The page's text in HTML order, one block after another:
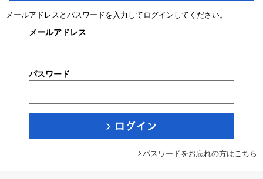
メールアドレスとパスワードを入力してログインしてください。
メールアドレス
パスワード
パスワードをお忘れの方はこちら